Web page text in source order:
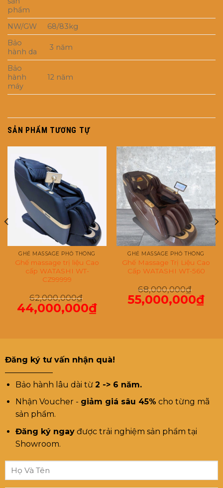
phẩm
NW/GW
68/83kg
Bảo
hành da
3 năm
Bảo
hành
máy
12 năm
SẢN PHẨM TƯƠNG TỰ
GHẾ MASSAGE PHỔ THÔNG
Ghế massage trị liệu Cao
cấp WATASHI WT-
CZ99999
62,000,000₫
Giá
gốc
44,000,000₫
Giá
hiện
GHẾ MASSAGE PHỔ THÔNG
Ghế Massage Trị Liệu Cao
Cấp WATASHI WT-560
68,000,000₫
Giá
gốc
55,000,000₫
Giá
hiện
Đăng ký tư vấn nhận quà!
——————
Bảo hành lâu dài từ 2 -> 6 năm.
Nhận Voucher - giảm giá sâu 45% cho từng mã
sản phẩm.
Đăng ký ngayđược trải nghiệm sản phẩm tại
Showroom.